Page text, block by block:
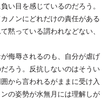
い目を感じているのだろう。
ノンにどれだけの責任がある
黙っている謂われなどない、
侮辱されるのも、自分が虐げ
ろう。反抗しないのはそうい
から言われるがままに受け入
の姿勢が水無月には理解しが